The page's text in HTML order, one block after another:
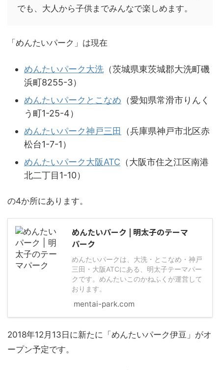
でも、大人から子供までみんなで楽しめます。
「めんたいパーク」は現在
めんたいパーク大洗 （茨城県東茨城郡大洗町磯
浜町8255-3）
めんたいパークとこなめ （愛知県常滑市りんく
う町1-25-4）
めんたいパーク神戸三田 （兵庫県神戸市北区赤
松台1-7-1）
めんたいパーク大阪ATC （大阪市住之江区南港
北二丁目1-10）
の4か所にあります。
めんたいパーク | 明太子のテーマ
パーク
めんたいパークは、大洗・とこなめ・神戸
三田・大阪ATCにある、明太子テーマパー
クです。めんたいこのかねふくが運営して
おります。
mentai-park.com
2018年12月13日に新たに「めんたいパーク伊豆」がオ
ープン予定です。